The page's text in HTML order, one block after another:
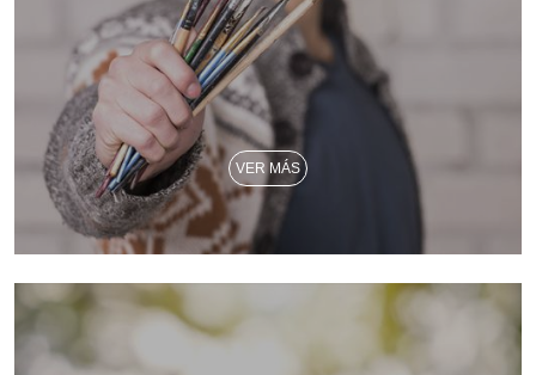
VER MÁS